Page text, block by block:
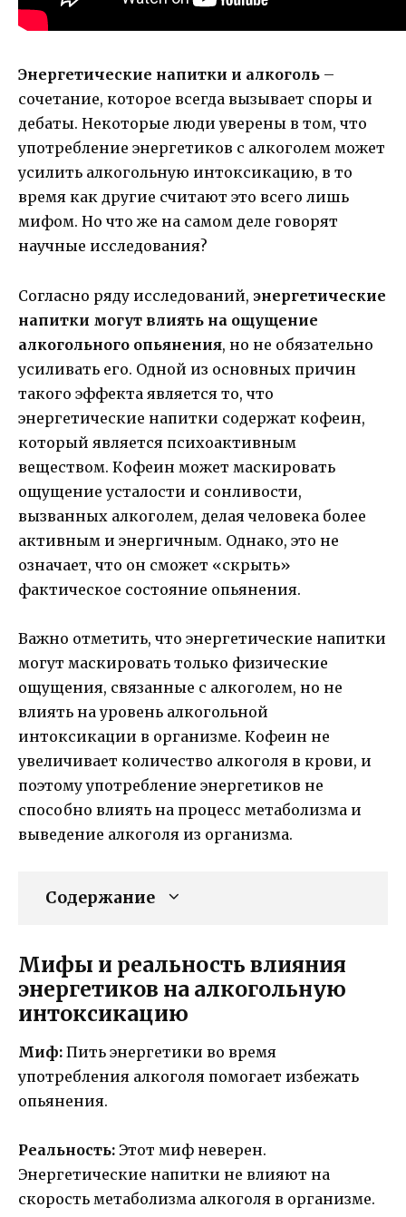
Энергетические напитки и алкоголь –
сочетание, которое всегда вызывает споры и
дебаты. Некоторые люди уверены в том, что
употребление энергетиков с алкоголем может
усилить алкогольную интоксикацию, в то
время как другие считают это всего лишь
мифом. Но что же на самом деле говорят
научные исследования?
Согласно ряду исследований, энергетические
напитки могут влиять на ощущение
алкогольного опьянения, но не обязательно
усиливать его. Одной из основных причин
такого эффекта является то, что
энергетические напитки содержат кофеин,
который является психоактивным
веществом. Кофеин может маскировать
ощущение усталости и сонливости,
вызванных алкоголем, делая человека более
активным и энергичным. Однако, это не
означает, что он сможет «скрыть»
фактическое состояние опьянения.
Важно отметить, что энергетические напитки
могут маскировать только физические
ощущения, связанные с алкоголем, но не
влиять на уровень алкогольной
интоксикации в организме. Кофеин не
увеличивает количество алкоголя в крови, и
поэтому употребление энергетиков не
способно влиять на процесс метаболизма и
выведение алкоголя из организма.
Содержание
Мифы и реальность влияния
энергетиков на алкогольную
интоксикацию
Миф: Пить энергетики во время
употребления алкоголя помогает избежать
опьянения.
Реальность: Этот миф неверен.
Энергетические напитки не влияют на
скорость метаболизма алкоголя в организме.